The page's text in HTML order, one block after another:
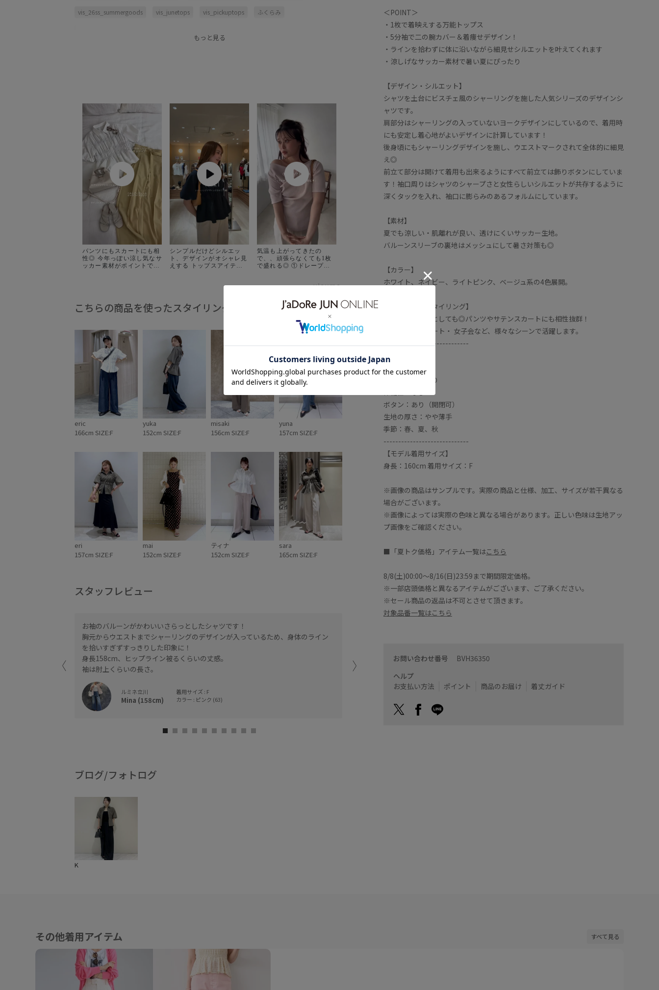
vis_26ss_summergoods vis_junetops vis_pickuptops ふくらみ
着心地が良い 着映え 細見え 肌離れが良い 薄手 透け感
もっと見る
パンツにもスカートにも相
性◎ 今年っぽい涼し気なサ
ッカー素材がポイントで
@jadorejunonline
シンプルだけどシルエッ
ト、デザインがオシャレ見
えする トップスアイテム4
えるアイテムなのでぜひチ
①サッカーシャーリングバ
ルーンシャツ ②裾レース切
ンタック半袖ブラウス ④ウ
エストタックペプラム半袖
シャツブラウス ． ． ．
#vis#トップスまとめ#夏ト
ップス#夏服#トップス紹介
気温も上がってきたの
で、、頑張らなくても1枚
で盛れる◎ ①ドレープトッ
トがやっぱり気になる👀♡
④のシャーリングシャツは
今回サッカーっぽいサラッ
とした生地なので汗染みも
気にならないくらいで夏汗
; ）！！ これから入荷しま
powered by
こちらの商品を使ったスタイリング 全てみる
eric
166cm SIZE:F
yuka
152cm SIZE:F
misaki
156cm SIZE:F
yuna
157cm SIZE:F
eri
157cm SIZE:F
mai
152cm SIZE:F
ティナ
152cm SIZE:F
sara
165cm SIZE:F
スタッフレビュー
お袖のバルーンがかわいいさらっとしたシャツです！
胸元からウエストまでシャーリングのデザインが入っているため、身体のライン
を拾いすぎずすっきりした印象に！
身長158cm、ヒップライン被るくらいの丈感。
袖は肘上くらいの長さ。
ルミネ立川
Mina (158cm)
着用サイズ : F
カラー : ピンク (63)
シルエットはふわふわした感じで可愛さがあります！
京阪百貨店 モール京橋店
yuna (157cm)
カラー : ベージュ系 (28)
ブログ/フォトログ
K
＜POINT＞
・1枚で着映えする万能トップス
・5分袖で二の腕カバー＆着痩せデザイン！
・ラインを拾わずに体に沿いながら細見せシルエットを叶えてくれます
・涼しげなサッカー素材で暑い夏にぴったり
【デザイン・シルエット】
シャツを土台にビスチェ風のシャーリングを施した人気シリーズのデザインシ
ャツです。
肩部分はシャーリングの入っていないヨークデザインにしているので、着用時
にも安定し着心地がよいデザインに計算しています！
後身頃にもシャーリングデザインを施し、ウエストマークされて全体的に細見
え◎
前立て部分は開けて着用も出来るようにすべて前立ては飾りボタンにしていま
す！袖口周りはシャツのシャープさと女性らしいシルエットが共存するように
深くタックを入れ、袖口に膨らみのあるフォルムにしています。
【素材】
夏でも涼しい・肌離れが良い、透けにくいサッカー生地。
バルーンスリーブの裏地はメッシュにして暑さ対策も◎
【カラー】
ホワイト、ネイビー、ライトピンク、ベージュ系の4色展開。
【おすすめのスタイリング】
前を開けて羽織としても◎パンツやサテンスカートにも相性抜群！
通勤コーデ・デート・ 女子会など、様々なシーンで活躍します。
-----------------------------
光沢感：なし
透け感：ややあり
ボタン：あり（開閉可）
生地の厚さ：やや薄手
季節：春、夏、秋
-----------------------------
【モデル着用サイズ】
身長：160cm 着用サイズ：F
※画像の商品はサンプルです。実際の商品と仕様、加工、サイズが若干異なる
場合がございます。
※画像によっては実際の色味と異なる場合があります。正しい色味は生地アッ
プ画像をご確認ください。
■「夏トク価格」アイテム一覧はこちら
8/8(土)00:00〜8/16(日)23:59まで期間限定価格。
※一部店頭価格と異なるアイテムがございます、ご了承ください。
※セール商品の返品は不可とさせて頂きます。
対象品番一覧はこちら
お問い合わせ番号 BVH36350
ヘルプ
お支払い方法
ポイント 商品のお届け 着丈ガイド
その他着用アイテム すべて見る